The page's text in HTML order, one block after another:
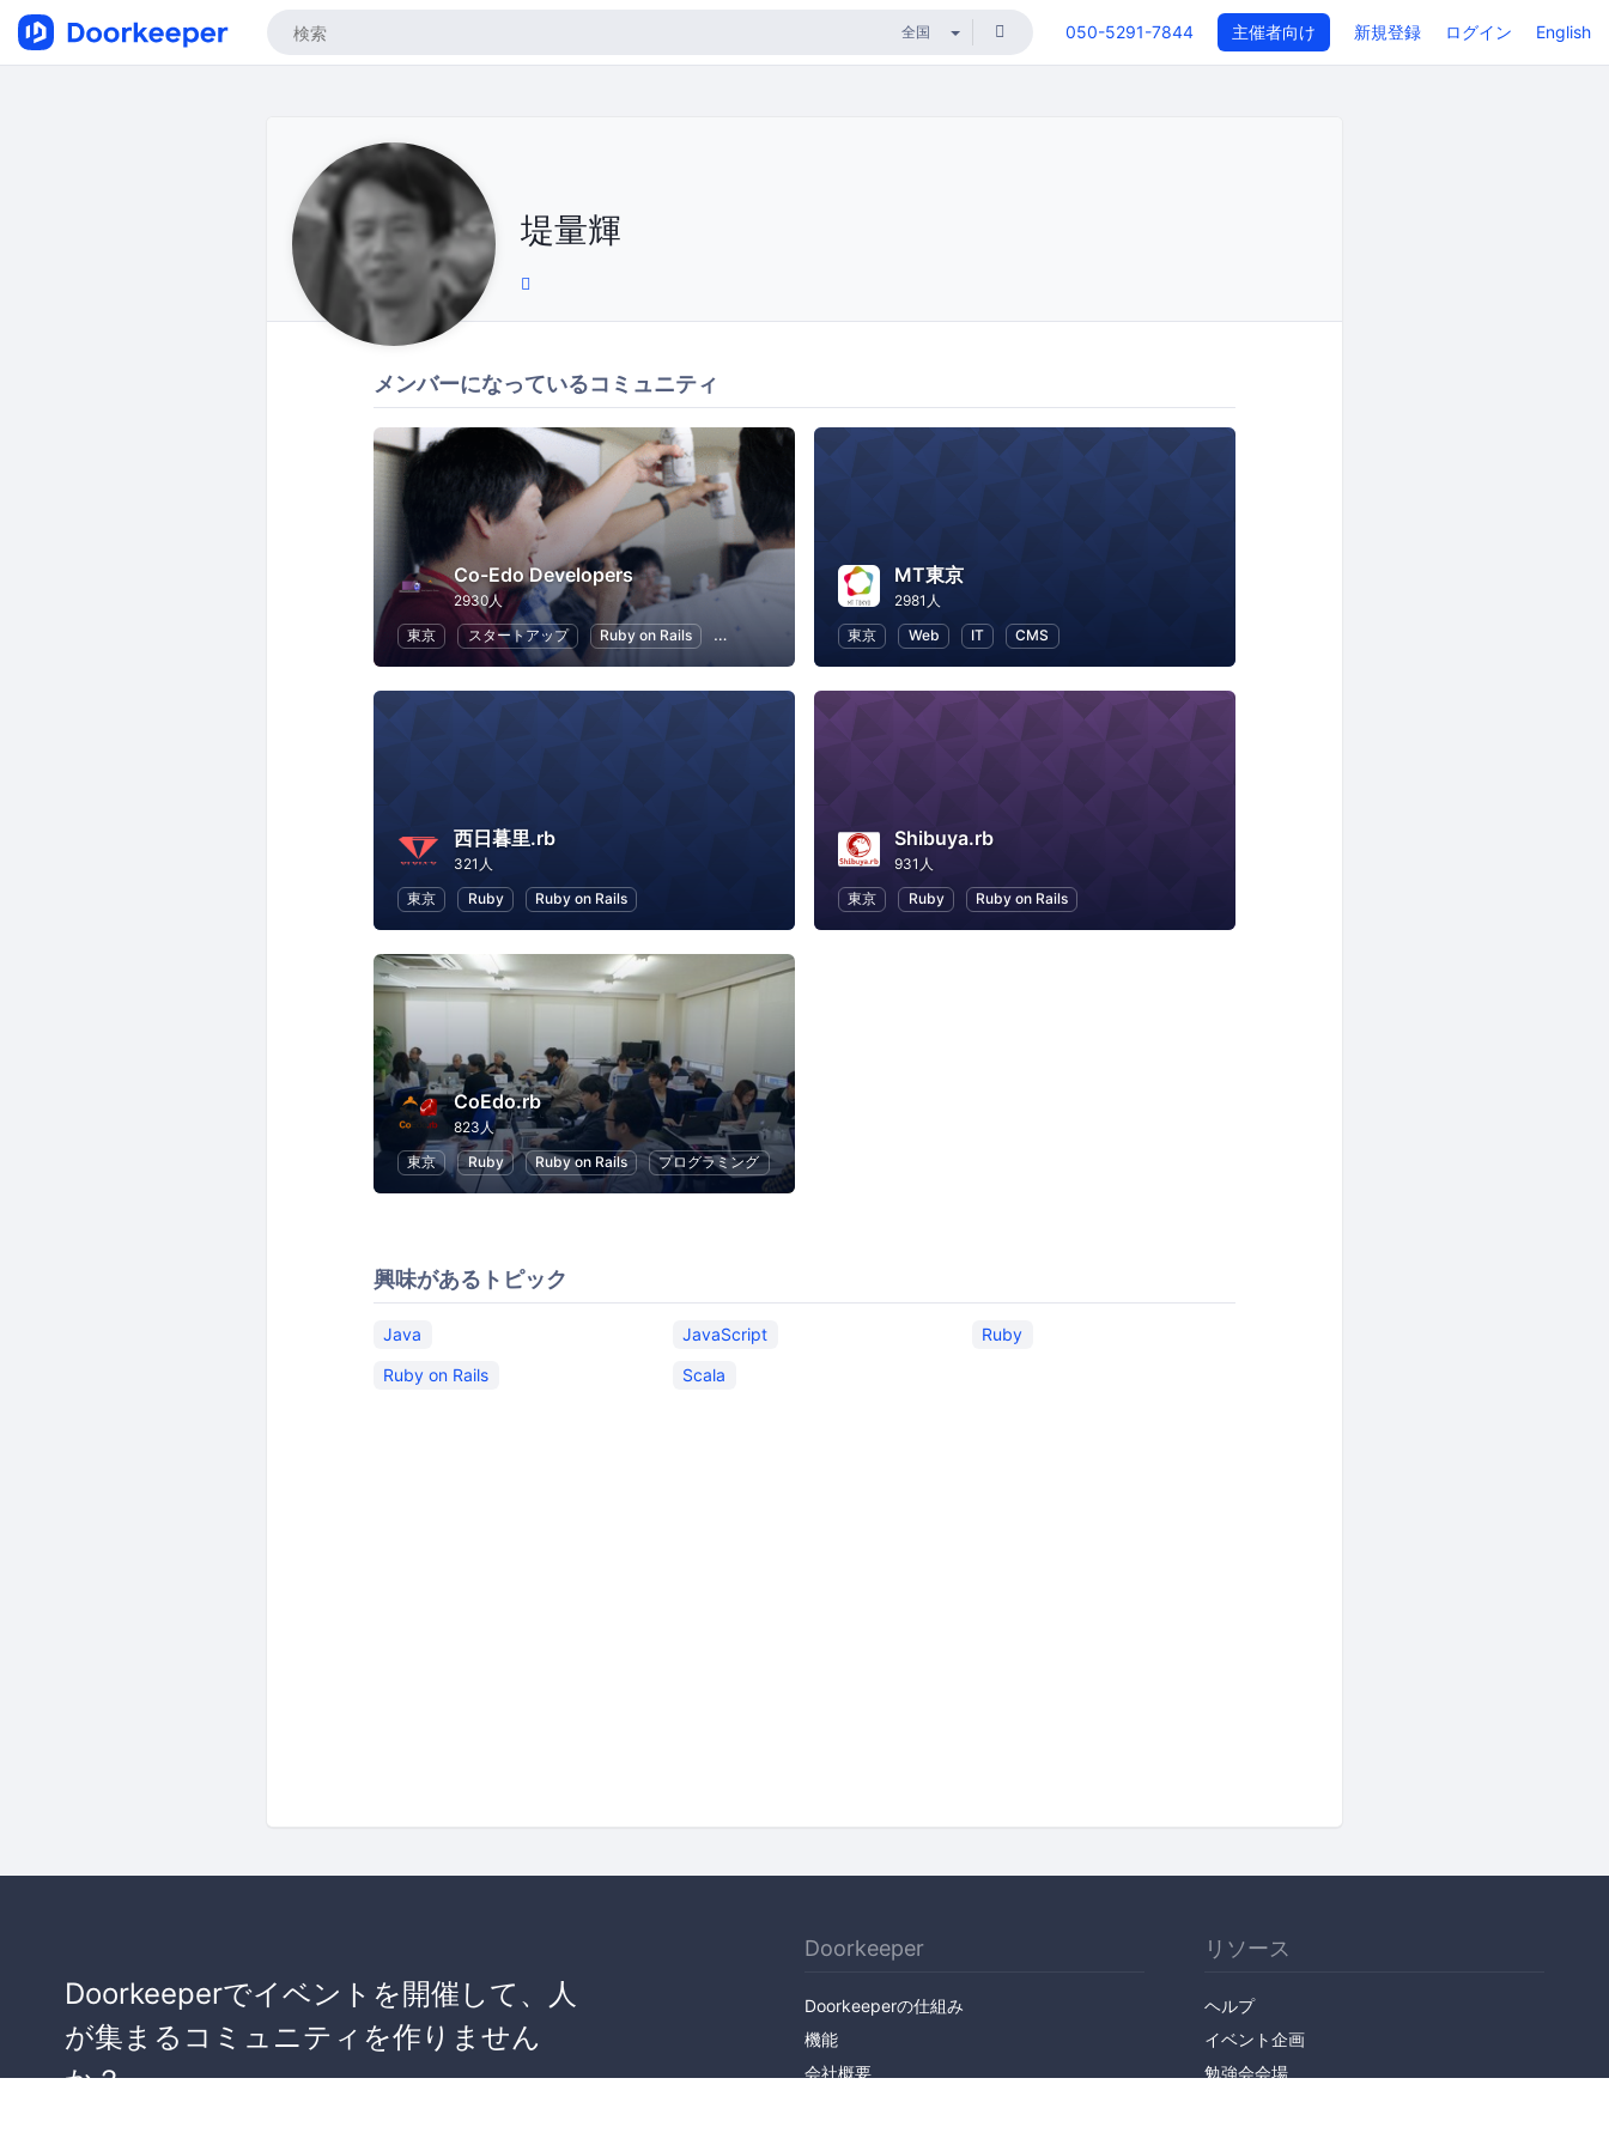
050-5291-7844 主催者向け 新規登録 ログイン English
堤量輝
メンバーになっているコミュニティ
Co-Edo Developers
2930人
東京
スタートアップ Ruby on Rails Git プログラミング アプリ開発
MT東京
2981人
東京
Web IT CMS
西日暮里.rb
321人
東京
Ruby Ruby on Rails
Shibuya.rb
931人
東京
Ruby Ruby on Rails
CoEdo.rb
823人
東京
Ruby Ruby on Rails プログラミング
興味があるトピック
Java JavaScript
Ruby
Ruby on Rails
Scala
Doorkeeperでイベントを開催して、人
が集まるコミュニティを作りません
か？
Doorkeeper
Doorkeeperの仕組み
機能
会社概要
リソース
ヘルプ
イベント企画
勉強会会場